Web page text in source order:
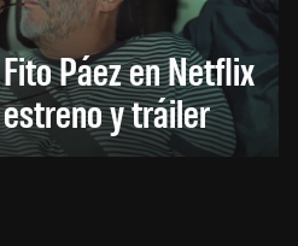
Páez en Netflix
y tráiler